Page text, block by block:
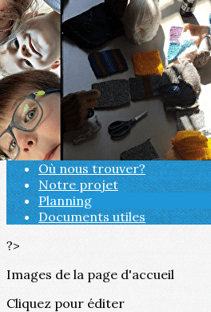
Exporter les lignes sélectionnées
Exporter toutes les colonnes
Exporter uniquement les
Menu
<
>
Qui sommes nous?
Où nous trouver?
Notre projet
Planning
Documents utiles
?>
Images de la page d'accueil
Cliquez pour éditer